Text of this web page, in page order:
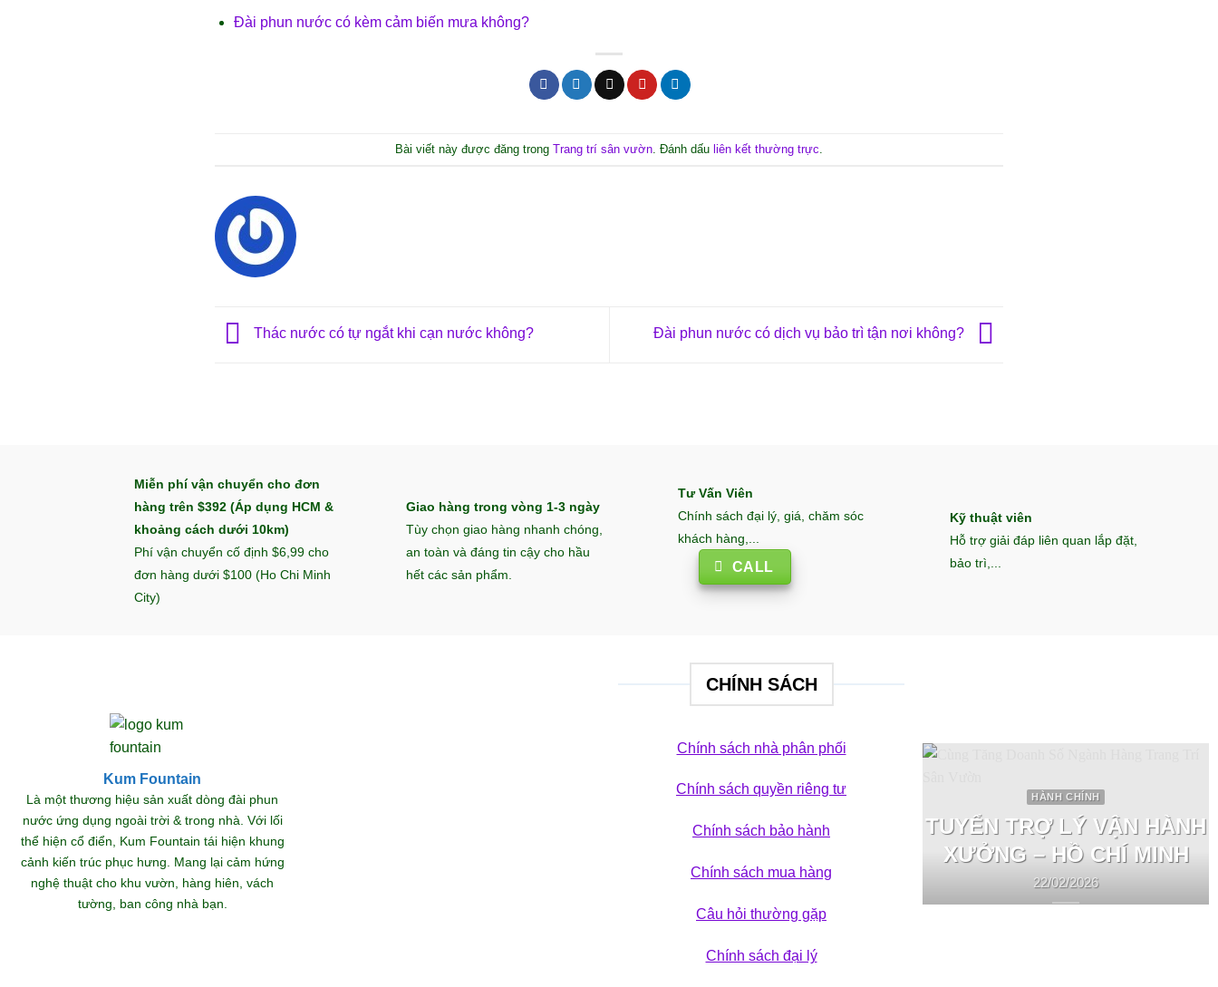
Đài phun nước có kèm cảm biến mưa không?
Bài viết này được đăng trong Trang trí sân vườn . Đánh dấu liên kết thường trực
Thác nước có tự ngắt khi cạn nước không? Đài phun nước có dịch vụ bảo trì tận nơi không?
Miễn phí vận chuyển cho đơn
hàng trên $392 (Áp dụng HCM &
khoảng cách dưới 10km)
Phí vận chuyển cố định $6,99 cho
đơn hàng dưới $100 (Ho Chi Minh
City)
Giao hàng trong vòng 1-3 ngày
Tùy chọn giao hàng nhanh chóng,
an toàn và đáng tin cậy cho hầu
hết các sản phẩm.
Tư Vấn Viên
Chính sách đại lý, giá, chăm sóc
khách hàng,...
CALL
Kỹ thuật viên
Hỗ trợ giải đáp liên quan lắp đặt,
bảo trì,...
Kum Fountain
Là một thương hiệu sản xuất dòng đài phun
nước ứng dụng ngoài trời & trong nhà. Với lối
thể hiện cổ điển, Kum Fountain tái hiện khung
cảnh kiến trúc phục hưng. Mang lại cảm hứng
nghệ thuật cho khu vườn, hàng hiên, vách
tường, ban công nhà bạn.
CHÍNH SÁCH
Chính sách nhà phân phối
Chính sách quyền riêng tư
Chính sách bảo hành
Chính sách mua hàng
Câu hỏi thường gặp
Chính sách đại lý
HÀNH CHÍNH
TUYỂN TRỢ LÝ VẬN HÀNH
XƯỞNG – HỒ CHÍ MINH
22/02/2026